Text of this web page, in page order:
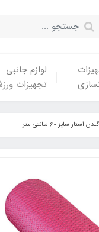
لوازم جانبی
تجهیزات
سایز 60 سانتی متر